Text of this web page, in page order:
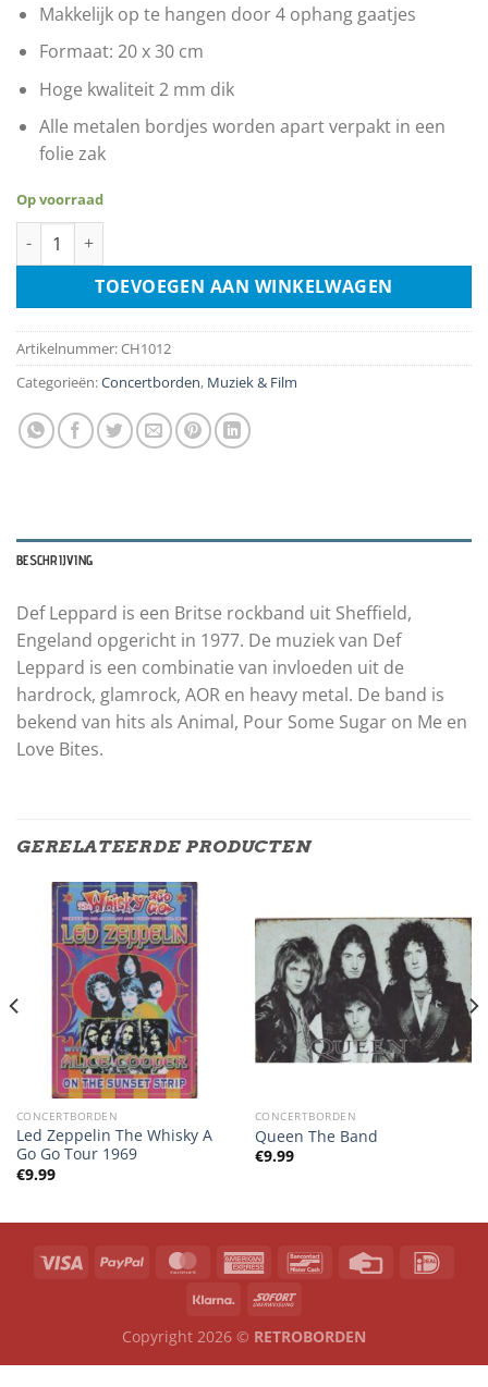
Makkelijk op te hangen door 4 ophang gaatjes
Formaat: 20 x 30 cm
Hoge kwaliteit 2 mm dik
Alle metalen bordjes worden apart verpakt in een
folie zak
Op voorraad
Def Leppard aantal
TOEVOEGEN AAN WINKELWAGEN
Artikelnummer:CH1012
Categorieën:Concertborden, Muziek & Film
BESCHRIJVING
Def Leppard is een Britse rockband uit Sheffield,
Engeland opgericht in 1977. De muziek van Def
Leppard is een combinatie van invloeden uit de
hardrock, glamrock, AOR en heavy metal. De band is
bekend van hits als Animal, Pour Some Sugar on Me en
Love Bites.
GERELATEERDE PRODUCTEN
CONCERTBORDEN
Led Zeppelin The Whisky A
Go Go Tour 1969
€9.99
CONCERTBORDEN
Queen The Band
€9.99
Copyright 2026 © RETROBORDEN